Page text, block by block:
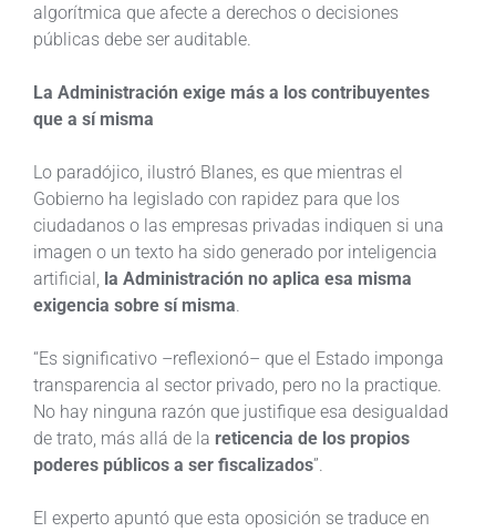
algorítmica que afecte a derechos o decisiones
públicas debe ser auditable.
La Administración exige más a los contribuyentes
que a sí misma
Lo paradójico, ilustró Blanes, es que mientras el
Gobierno ha legislado con rapidez para que los
ciudadanos o las empresas privadas indiquen si una
imagen o un texto ha sido generado por inteligencia
artificial, la Administración no aplica esa misma
exigencia sobre sí misma.
“Es significativo –reflexionó– que el Estado imponga
transparencia al sector privado, pero no la practique.
No hay ninguna razón que justifique esa desigualdad
de trato, más allá de la reticencia de los propios
poderes públicos a ser fiscalizados”.
El experto apuntó que esta oposición se traduce en